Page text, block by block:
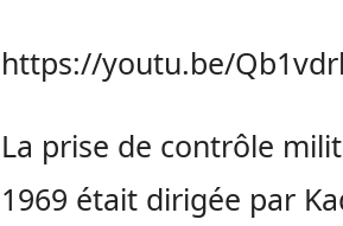
https://youtu.be/
La prise de contrôle
1969 était dirigée par